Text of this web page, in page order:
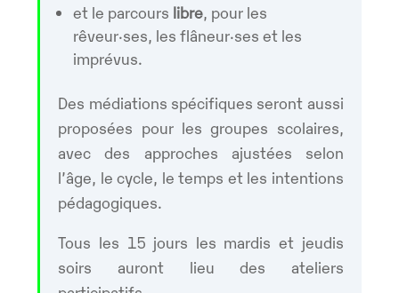
et le parcours libre, pour les
rêveur·ses, les flâneur·ses et les
imprévus.
Des médiations spécifiques seront aussi
proposées pour les groupes scolaires,
avec des approches ajustées selon
l’âge, le cycle, le temps et les intentions
pédagogiques.
Tous les 15 jours les mardis et jeudis
soirs auront lieu des ateliers